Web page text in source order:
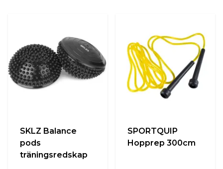
SKLZ Balance
pods
träningsredskap
SPORTQUIP
Hopprep 300cm